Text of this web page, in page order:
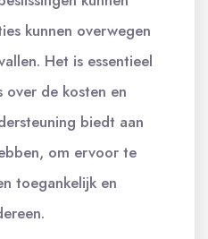
kunnen overwegen
Het is essentieel
over de kosten en
biedt aan
om ervoor te
toegankelijk en